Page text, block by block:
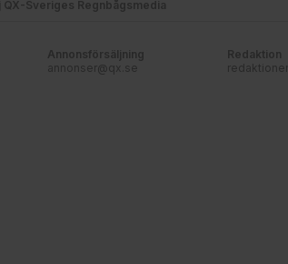
QX-Sveriges Regnbågsmedia
Annonsförsäljning
annonser@qx.se
Redaktion